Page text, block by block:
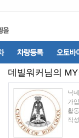
데빌워커 님의
닉
가
활
작